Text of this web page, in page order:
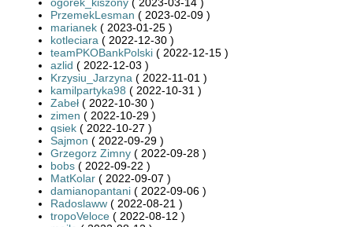
PrzemekLesman ( 2023-02-09 )
marianek ( 2023-01-25 )
kotleciara ( 2022-12-30 )
teamPKOBankPolski ( 2022-12-15 )
azlid ( 2022-12-03 )
Krzysiu_Jarzyna ( 2022-11-01 )
kamilpartyka98 ( 2022-10-31 )
Zabeł ( 2022-10-30 )
zimen ( 2022-10-29 )
qsiek ( 2022-10-27 )
Sajmon ( 2022-09-29 )
Grzegorz Zimny ( 2022-09-28 )
bobs ( 2022-09-22 )
MatKolar ( 2022-09-07 )
damianopantani ( 2022-09-06 )
Radoslaww ( 2022-08-21 )
tropoVeloce ( 2022-08-12 )